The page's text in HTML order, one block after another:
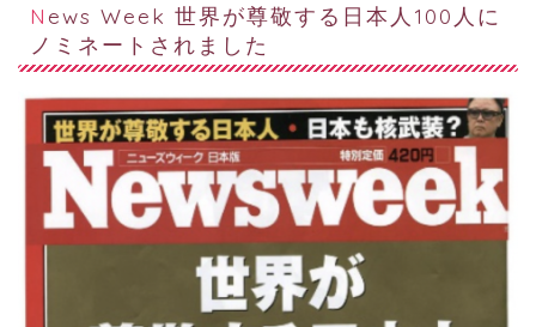
News Week 世界が尊敬する日本人100人に
ノミネートされました